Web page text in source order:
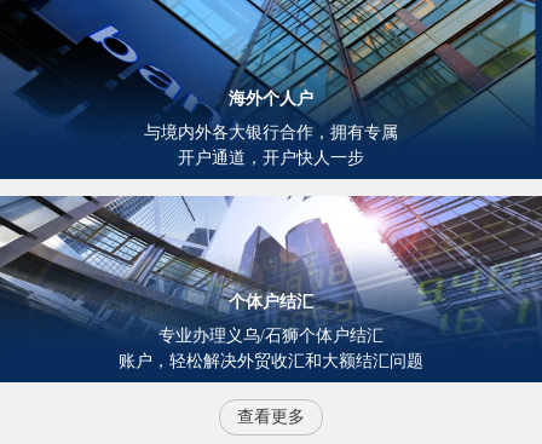
海外个人户
与境内外各大银行合作，拥有专属
开户通道，开户快人一步
个体户结汇
专业办理义乌/石狮个体户结汇
账户，轻松解决外贸收汇和大额结汇问题
查看更多